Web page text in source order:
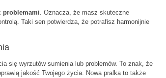
problemami. Oznacza, że masz skuteczne
Taki sen potwierdza, że potrafisz harmonijnie
się wyrzutów sumienia lub problemów. To znak, że
jakość Twojego życia. Nowa pralka to także